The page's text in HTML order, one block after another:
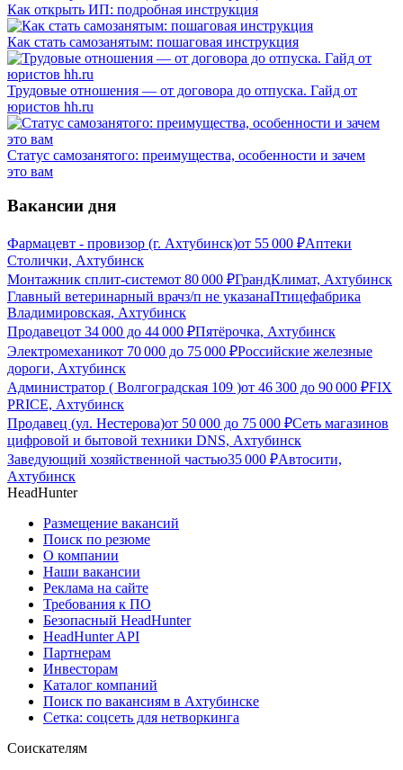
Как открыть ИП: подробная инструкция
Как стать самозанятым: пошаговая инструкция
Трудовые отношения — от договора до отпуска. Гайд от
юристов hh.ru
Статус самозанятого: преимущества, особенности и зачем
это вам
Вакансии дня
Фармацевт - провизор (г. Ахтубинск)от 55 000 ₽Аптеки
Столички, Ахтубинск
Монтажник сплит-системот 80 000 ₽ГрандКлимат, Ахтубинск
Главный ветеринарный врачз/п не указанаПтицефабрика
Владимировская, Ахтубинск
Продавецот 34 000 до 44 000 ₽Пятёрочка, Ахтубинск
Электромеханикот 70 000 до 75 000 ₽Российские железные
дороги, Ахтубинск
Администратор ( Волгоградская 109 )от 46 300 до 90 000 ₽FIX
PRICE, Ахтубинск
Продавец (ул. Нестерова)от 50 000 до 75 000 ₽Сеть магазинов
цифровой и бытовой техники DNS, Ахтубинск
Заведующий хозяйственной частью35 000 ₽Автосити,
Ахтубинск
HeadHunter
Размещение вакансий
Поиск по резюме
О компании
Наши вакансии
Реклама на сайте
Требования к ПО
Безопасный HeadHunter
HeadHunter API
Партнерам
Инвесторам
Каталог компаний
Поиск по вакансиям в Ахтубинске
Сетка: соцсеть для нетворкинга
Соискателям